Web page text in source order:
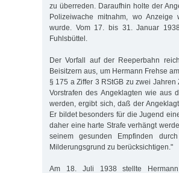
zu überreden. Daraufhin holte der
Polizeiwache mitnahm, wo
wurde. Vom 17. bis 31. Januar
Fuhlsbüttel.
Der Vorfall auf der Reeperbahn
Beisitzern aus, um Hermann Frehse
§ 175 a Ziffer 3 RStGB zu zwei
Vorstrafen des Angeklagten wie aus
werden, ergibt sich, daß der
Er bildet besonders für die Jugend
daher eine harte Strafe verhängt
seinem gesunden Empfinden
Milderungsgrund zu berücksichtigen."
Am 18. Juli 1938 stellte